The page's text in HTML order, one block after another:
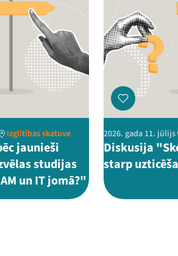
Izglītības skatuve
jaunieši
studijas
un IT jomā?"
2026. gada 11. jūlijs
Diskusija
starp